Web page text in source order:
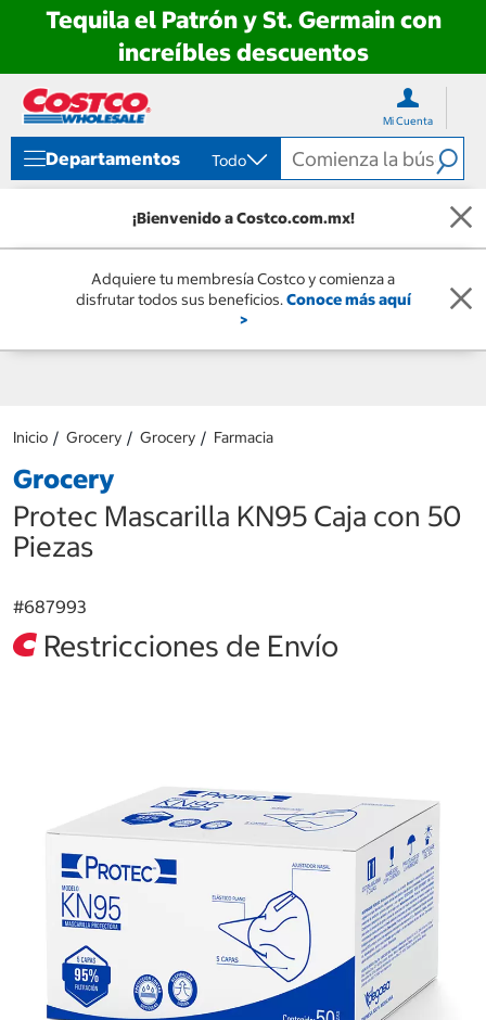
Tequila el Patrón y St. Germain con
increíbles descuentos
directo
contenido
directo
menú
navegación
Mi Cuenta
Departamentos Todo
¡Bienvenido a Costco.com.mx!
Adquiere tu membresía Costco y comienza a
disfrutar todos sus beneficios.Conoce más aquí
>
Inicio Grocery Grocery Farmacia
Grocery
Protec Mascarilla KN95 Caja con 50
Piezas
#687993
Restricciones de Envío